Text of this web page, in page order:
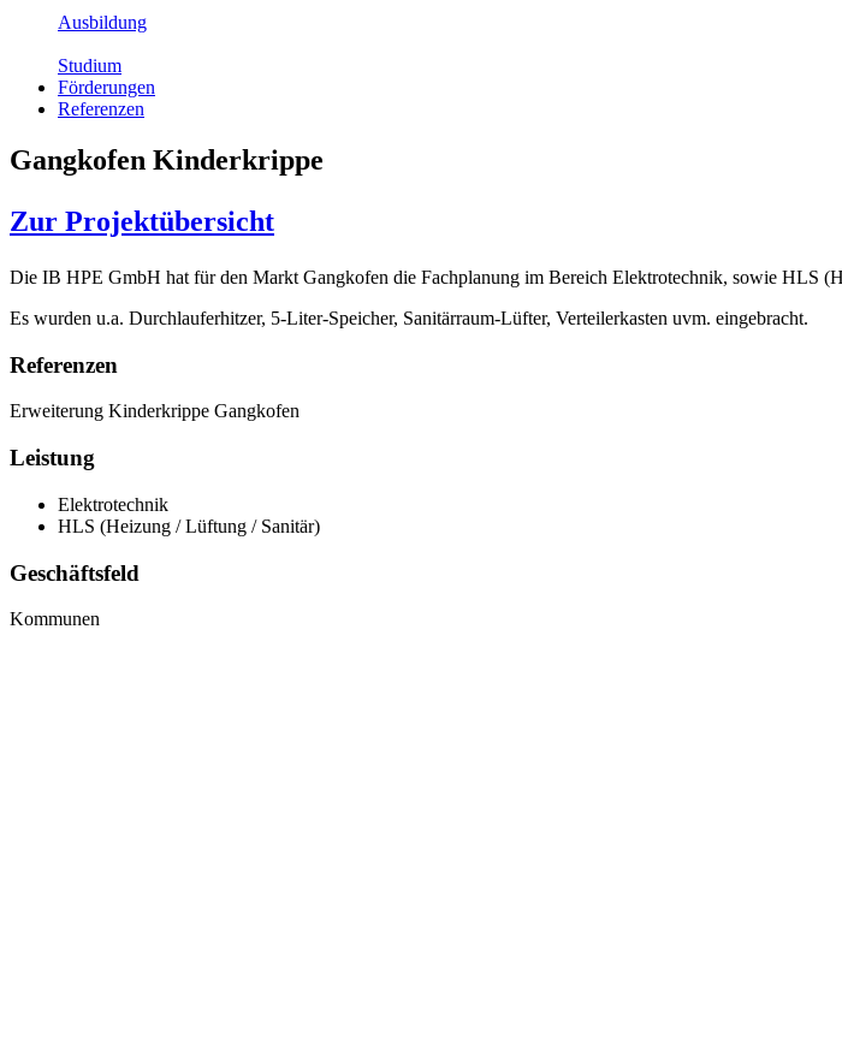
Ausbildung
Studium
Förderungen
Referenzen
Gangkofen Kinderkrippe
Zur Projektübersicht
Die IB HPE GmbH hat für den Markt Gangkofen die Fachplanung im Bereich Elektrotechnik, sowie HLS
Es wurden u.a. Durchlauferhitzer, 5-Liter-Speicher, Sanitärraum-Lüfter, Verteilerkasten uvm. eingebracht.
Referenzen
Erweiterung Kinderkrippe Gangkofen
Leistung
Elektrotechnik
HLS (Heizung / Lüftung / Sanitär)
Geschäftsfeld
Kommunen